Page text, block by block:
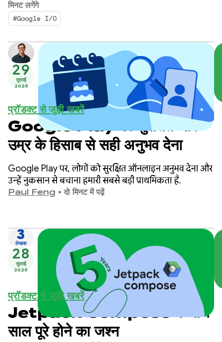
मिनट लगेंगे
#Google I/O
29
जुलाई
2026
प्रॉडक्ट से जुड़ी खबरें
Google Play पर सुरक्षित और
उम्र के हिसाब से सही अनुभव देना
Google Play पर, लोगों को सुरक्षित ऑनलाइन अनुभव देना और
उन्हें नुकसान से बचाना हमारी सबसे बड़ी प्राथमिकता है.
Paul Feng • दो मिनट में पढ़ें
3
लेखक
28
जुलाई
2026
प्रॉडक्ट से जुड़ी खबरें
Jetpack Compose के पांच
साल पूरे होने का जश्न